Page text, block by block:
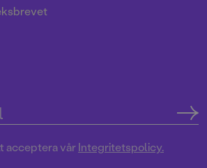
acceptera vårIntegritetspolicy.